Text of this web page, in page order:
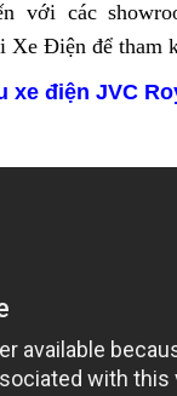
với các
Xe Điện để tham
xe điện JVC